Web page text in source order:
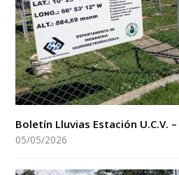
Boletín Lluvias Estación U.C.V.
05/05/2026